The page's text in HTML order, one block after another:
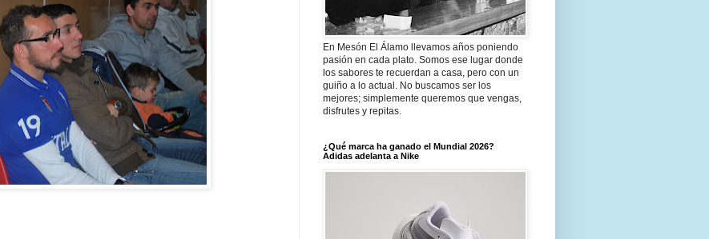
En Mesón El Álamo llevamos años poniendo
pasión en cada plato. Somos ese lugar donde
los sabores te recuerdan a casa, pero con un
guiño a lo actual. No buscamos ser los
mejores; simplemente queremos que vengas,
disfrutes y repitas.
¿Qué marca ha ganado el Mundial 2026?
Adidas adelanta a Nike